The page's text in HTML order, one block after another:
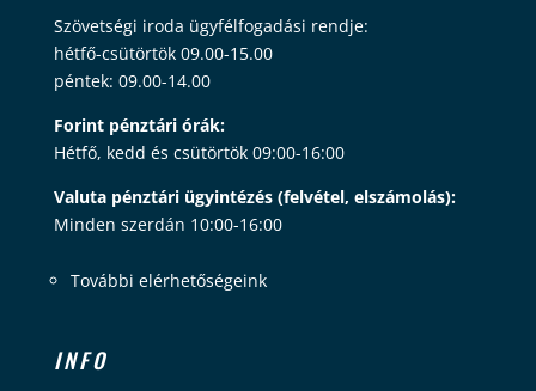
Szövetségi iroda ügyfélfogadási rendje:
hétfő-csütörtök 09.00-15.00
péntek: 09.00-14.00
Forint pénztári órák:
Hétfő, kedd és csütörtök 09:00-16:00
Valuta pénztári ügyintézés (felvétel, elszámolás):
Minden szerdán 10:00-16:00
További elérhetőségeink
INFO